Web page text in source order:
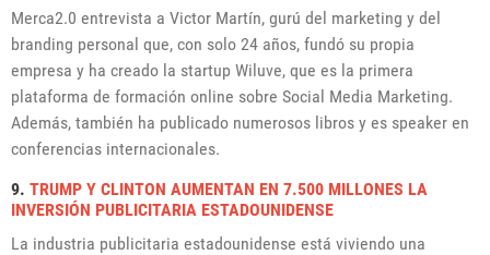
Merca2.0 entrevista a Victor Martín, gurú del marketing y del
branding personal que, con solo 24 años, fundó su propia
empresa y ha creado la startup Wiluve, que es la primera
plataforma de formación online sobre Social Media Marketing.
Además, también ha publicado numerosos libros y es speaker en
conferencias internacionales.
9. TRUMP Y CLINTON AUMENTAN EN 7.500 MILLONES LA
INVERSIÓN PUBLICITARIA ESTADOUNIDENSE
La industria publicitaria estadounidense está viviendo una